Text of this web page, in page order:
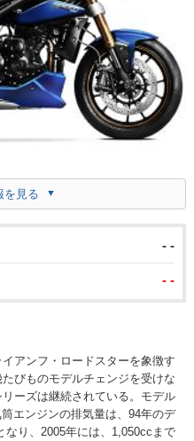
を見る
- -
- -
アンフ・ロードスターを象徴す
びものモデルチェンジを受けな
ーズは継続されている。モデル
エンジンの排気量は、94年のデ
なり、2005年には、1,050ccまで